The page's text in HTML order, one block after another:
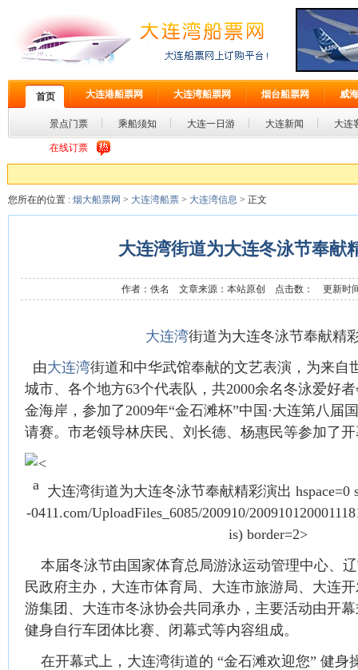
首页 大连港船票网 大连湾船票网 烟台船票网 威
景点门票 乘船须知 大连一日游 大连新闻 大连
在线订票
您所在的位置 : 烟大船票网 > 大连湾船票 > 大连湾信息 > 正文
大连湾街道为大连冬泳节奉献
作者：佚名 文章来源：本站原创 点击数： 更新时
大连湾街道为大连冬泳节奉献精
由大连湾街道和中华武馆奉献的文艺表演，为来自
城市、各个地方63个代表队，共2000余名冬泳爱好
金海岸，参加了2009年“金石滩杯”中国·大连第八届
请赛。市老领导林庆民、刘长德、杨惠民等参加了
大连湾街道为大连冬泳节奉献精彩演出 hspace=0
-0411.com/UploadFiles_6085/200910/
is) border=2>
本届冬泳节由国家体育总局游泳运动管理中心、
民政府主办，大连市体育局、大连市旅游局、大连
游集团、大连市冬泳协会共同承办，主要活动由开
健身自行车团体比赛、闭幕式等内容组成。
在开幕式上，大连湾街道的 “金石滩欢迎您” 健身